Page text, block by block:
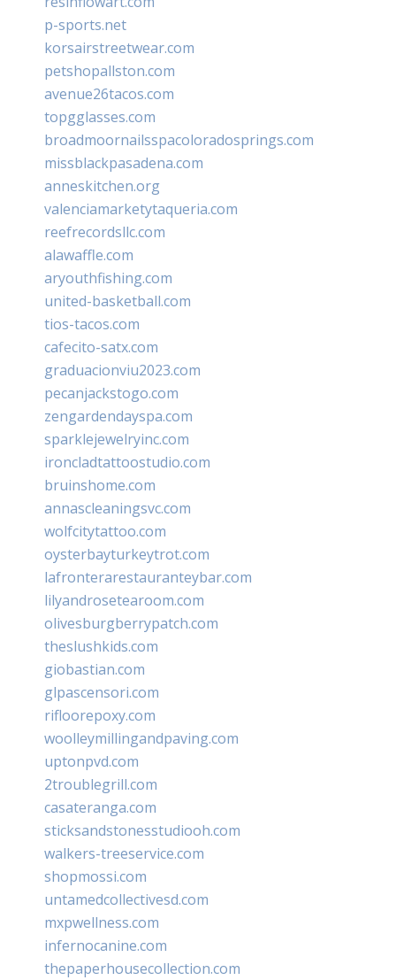
p-sports.net
korsairstreetwear.com
petshopallston.com
avenue26tacos.com
topgglasses.com
broadmoornailsspacoloradosprings.com
missblackpasadena.com
anneskitchen.org
valenciamarketytaqueria.com
reefrecordsllc.com
alawaffle.com
aryouthfishing.com
united-basketball.com
tios-tacos.com
cafecito-satx.com
graduacionviu2023.com
pecanjackstogo.com
zengardendayspa.com
sparklejewelryinc.com
ironcladtattoostudio.com
bruinshome.com
annascleaningsvc.com
wolfcitytattoo.com
oysterbayturkeytrot.com
lafronterarestauranteybar.com
lilyandrosetearoom.com
olivesburgberrypatch.com
theslushkids.com
giobastian.com
glpascensori.com
rifloorepoxy.com
woolleymillingandpaving.com
uptonpvd.com
2troublegrill.com
casateranga.com
sticksandstonesstudiooh.com
walkers-treeservice.com
shopmossi.com
untamedcollectivesd.com
mxpwellness.com
infernocanine.com
thepaperhousecollection.com